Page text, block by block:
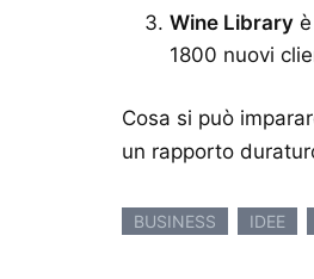
Wine Library
1800 nuovi
Cosa si può
un rapporto
BUSINESS IDEE